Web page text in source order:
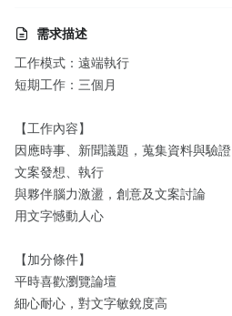
需求描述
工作模式：遠端執行
短期工作：三個月
【工作內容】
因應時事、新聞議題，蒐集資料與驗證
文案發想、執行
與夥伴腦力激盪，創意及文案討論
用文字憾動人心
【加分條件】
平時喜歡瀏覽論壇
細心耐心，對文字敏銳度高